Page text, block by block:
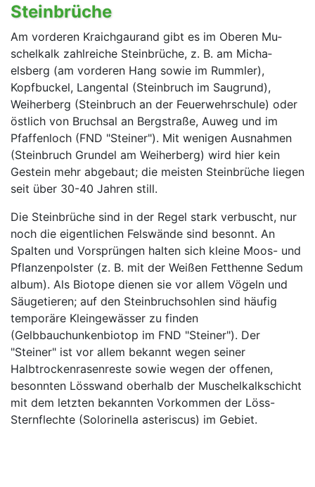
Steinbrüche
Am vorderen Kraichgaurand gibt es im Oberen Mu­
schelkalk zahlreiche Steinbrüche, z. B. am Micha­
elsberg (am vorderen Hang sowie im Rummler),
Kopfbuckel, Langental (Steinbruch im Saugrund),
Weiherberg (Steinbruch an der Feuerwehrschule) oder
östlich von Bruchsal an Bergstraße, Auweg und im
Pfaffenloch (FND "Steiner"). Mit wenigen Ausnahmen
(Steinbruch Grundel am Weiherberg) wird hier kein
Gestein mehr abgebaut; die meisten Steinbrüche liegen
seit über 30-40 Jahren still.
Die Steinbrüche sind in der Regel stark verbuscht, nur
noch die eigentlichen Felswände sind besonnt. An
Spalten und Vorsprüngen halten sich kleine Moos- und
Pflanzenpolster (z. B. mit der Weißen Fetthenne Se­dum
album). Als Biotope dienen sie vor allem Vögeln und
Säugetieren; auf den Stein­bruchsohlen sind häufig
temporäre Klein­gewässer zu finden
(Gelbbauchunkenbiotop im FND "Steiner"). Der
"Steiner" ist vor allem be­kannt we­gen seiner
Halbtrockenrasenreste sowie wegen der offenen,
besonnten Lösswand oberhalb der Muschel­kalkschicht
mit dem letzten bekannten Vorkommen der Löss-
Sternflechte (Solorinella asteriscus) im Ge­biet.